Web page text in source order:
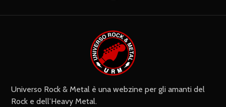
Universo Rock & Metal è una webzine per gli amanti del
Rock e dell’Heavy Metal.